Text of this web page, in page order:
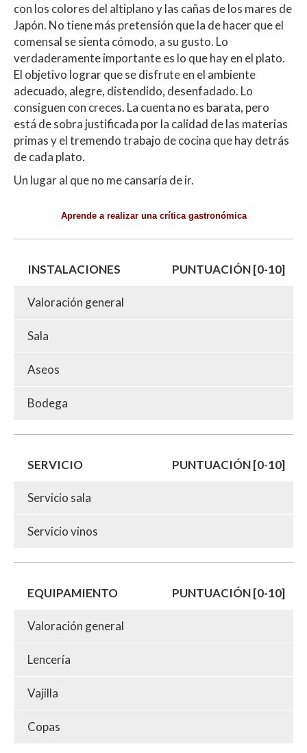
con los colores del altiplano y las cañas de los mares de
Japón. No tiene más pretensión que la de hacer que el
comensal se sienta cómodo, a su gusto. Lo
verdaderamente importante es lo que hay en el plato.
El objetivo lograr que se disfrute en el ambiente
adecuado, alegre, distendido, desenfadado. Lo
consiguen con creces. La cuenta no es barata, pero
está de sobra justificada por la calidad de las materias
primas y el tremendo trabajo de cocina que hay detrás
de cada plato.
Un lugar al que no me cansaría de ir.
Aprende a realizar una crítica gastronómica
INSTALACIONES PUNTUACIÓN [0-10]
Valoración general
Sala
Aseos
Bodega
SERVICIO PUNTUACIÓN [0-10]
Servicio sala
Servicio vinos
EQUIPAMIENTO PUNTUACIÓN [0-10]
Valoración general
Lencería
Vajilla
Copas